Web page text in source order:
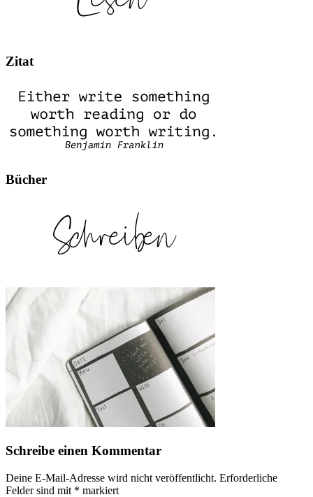
Zitat
Bücher
Schreibe einen Kommentar
Deine E-Mail-Adresse wird nicht veröffentlicht. Erforderliche
Felder sind mit * markiert